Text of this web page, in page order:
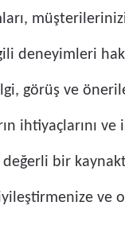
deneyimleri
görüş ve
ihtiyaçlarını ve
değerli bir
ve